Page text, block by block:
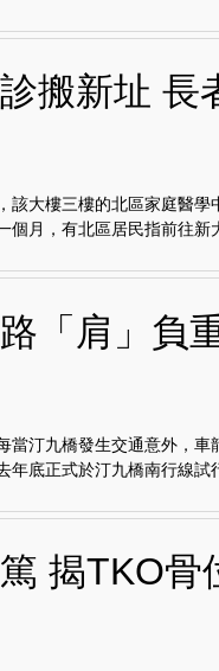
搬新址 長
該大樓三樓的北區家庭醫學
月，有北區居民指前往新
「肩」負
汀九橋發生交通意外，車
底正式於汀九橋南行線試
揭TKO骨